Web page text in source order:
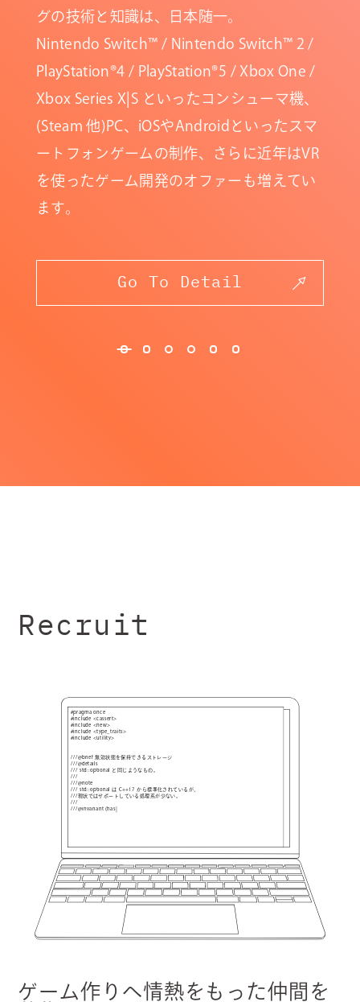
グの技術と知識は、日本随一。
Nintendo Switch™ / Nintendo Switch™ 2 /
PlayStation®4 / PlayStation®5 / Xbox One /
Xbox Series X|S といったコンシューマ機、
(Steam 他)PC、iOSやAndroidといったスマ
ートフォンゲームの制作、さらに近年はVR
を使ったゲーム開発のオファーも増えてい
ます。
Go To Detail
ENGINE」
「省リソースで最速のネットワークを実
現する」
フォーム側のサービスに依存します。
#pragma once
#include <cassert>
#include <new>
#include <type_traits>
#include <utility>
///@brief 無効状態を保持できるストレージ
///@details
/// std::optional と同じようなもの。
///
///@note
/// std::optional は C++17 から標準化されているが、
///現状ではサポートしている処理系が少ない。
///
///@invariant (hasValue() == !isVoid())
Recruit
ゲーム作りへ情熱をもった仲間を